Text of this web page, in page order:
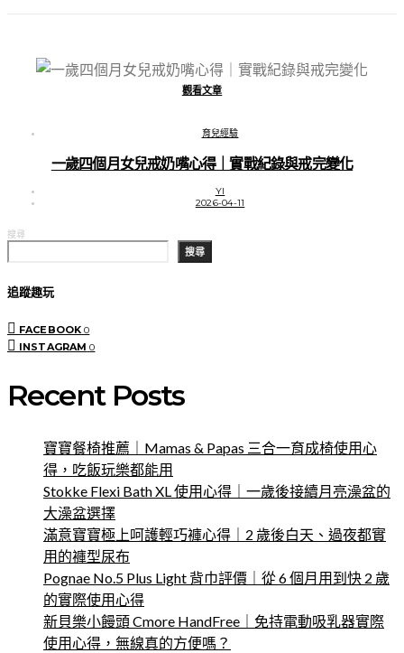
觀看文章
育兒經驗
一歲四個月女兒戒奶嘴心得｜實戰紀錄與戒完變化
YI
2026-04-11
搜尋
搜尋
追蹤趣玩
FACEBOOK 0
INSTAGRAM 0
Recent Posts
寶寶餐椅推薦｜Mamas & Papas 三合一育成椅使用心
得，吃飯玩樂都能用
Stokke Flexi Bath XL 使用心得｜一歲後接續月亮澡盆的
大澡盆選擇
滿意寶寶極上呵護輕巧褲心得｜2 歲後白天、過夜都實
用的褲型尿布
Pognae No.5 Plus Light 背巾評價｜從 6 個月用到快 2 歲
的實際使用心得
新貝樂小饅頭 Cmore HandFree｜免持電動吸乳器實際
使用心得，無線真的方便嗎？